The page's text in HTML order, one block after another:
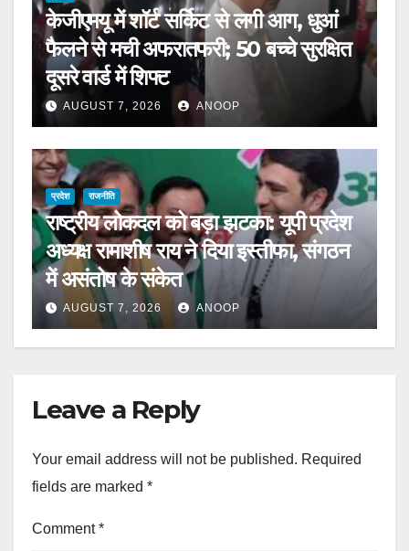
केजीएमयू में शॉर्ट सर्किट से लगी आग, धुआं
फैलने से मची अफरातफरी; 50 बच्चे सुरक्षित
दूसरे वार्ड में शिफ्ट
AUGUST 7, 2026 ANOOP
प्रदेश राजनीति
राष्ट्रीय लोकदल को बड़ा झटका: यूपी प्रदेश
अध्यक्ष रामाशीष राय ने दिया इस्तीफा, संगठन
में असंतोष के संकेत
AUGUST 7, 2026 ANOOP
Leave a Reply
Your email address will not be published. Required
fields are marked *
Comment*